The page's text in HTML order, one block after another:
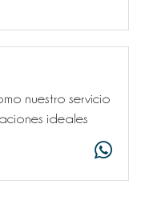
nuestro servicio
ideales